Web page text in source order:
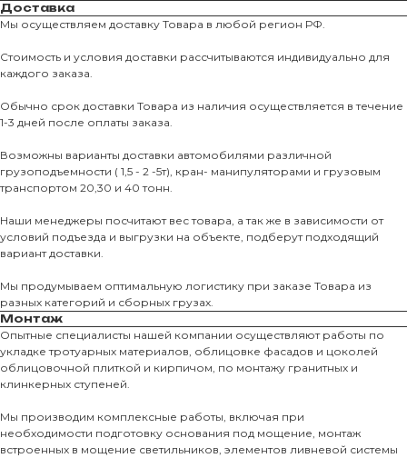
Доставка
Мы осуществляем доставку Товара в любой регион РФ.
Стоимость и условия доставки рассчитываются индивидуально для
каждого заказа.
Обычно срок доставки Товара из наличия осуществляется в течение
1-3 дней после оплаты заказа.
Возможны варианты доставки автомобилями различной
грузоподъемности ( 1,5 - 2 -5т), кран- манипуляторами и грузовым
транспортом 20,30 и 40 тонн.
Наши менеджеры посчитают вес товара, а так же в зависимости от
условий подъезда и выгрузки на объекте, подберут подходящий
вариант доставки.
Мы продумываем оптимальную логистику при заказе Товара из
разных категорий и сборных грузах.
Монтаж
Опытные специалисты нашей компании осуществляют работы по
укладке тротуарных материалов, облицовке фасадов и цоколей
облицовочной плиткой и кирпичом, по монтажу гранитных и
клинкерных ступеней.
Мы производим комплексные работы, включая при
необходимости подготовку основания под мощение, монтаж
встроенных в мощение светильников, элементов ливневой системы
О КОМПАНИИ
О нас